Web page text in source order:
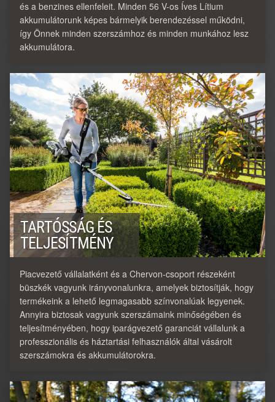
és a benzines ellenfeleit. Minden 56 V-os Íves Lítium
akkumulátorunk képes bármelyik berendezéssel működni,
így Önnek minden szerszámhoz és minden munkához lesz
akkumulátora.
TARTÓSSÁG ÉS
TELJESÍTMÉNY
Piacvezető vállalatként és a Chervon-csoport részeként
büszkék vagyunk irányvonalunkra, amelyek biztosítják, hogy
termékeink a lehető legmagasabb színvonalúak legyenek.
Annyira biztosak vagyunk szerszámaink minőségében és
teljesítményében, hogy iparágvezető garanciát vállalunk a
professzionális és háztartási felhasználók által vásárolt
szerszámokra és akkumulátorokra.